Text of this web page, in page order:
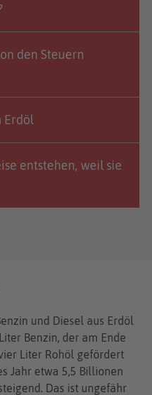
den Steuern
Erdöl
entstehen, weil sie
und Diesel aus Erdöl
Benzin, der am Ende
Liter Rohöl gefördert
Jahr etwa 5,5 Billionen
Das ist ungefähr